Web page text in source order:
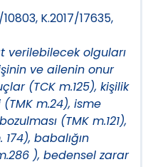
K.2017/17635,
verilebilecek olguları
ve ailenin onur
(TCK m.125), kişilik
m.24), isme
(TMK m.121),
babalığın
), bedensel zarar